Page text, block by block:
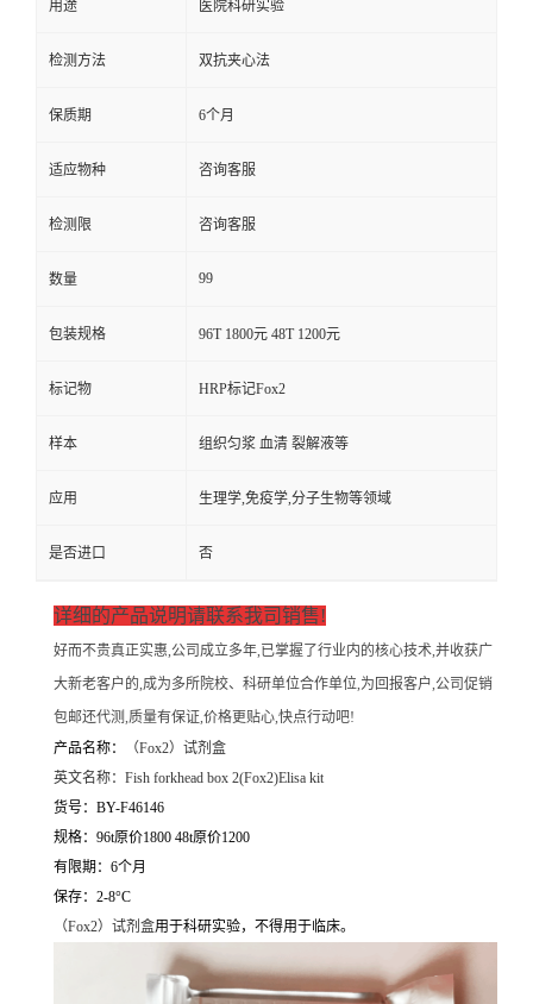
用途 医院科研实验
检测方法 双抗夹心法
保质期 6个月
适应物种 咨询客服
检测限 咨询客服
数量 99
包装规格 96T 1800元 48T 1200元
标记物 HRP标记Fox2
样本 组织匀浆 血清 裂解液等
应用 生理学,免疫学,分子生物等领域
是否进口 否
详细的产品说明请联系我司销售!
好而不贵真正实惠,公司成立多年,已掌握了行业内的核心技术,并收获广
大新老客户的,成为多所院校、科研单位合作单位,为回报客户,公司促销
包邮还代测,质量有保证,价格更贴心,快点行动吧!
产品名称：
（Fox2）试剂盒
英文名称： Fish forkhead box 2(Fox2)Elisa kit
货号：BY-F46146
规格：96t原价1800 48t原价1200
有限期：6个月
保存：2-8°C
（Fox2）试剂盒用于科研实验，不得用于临床。